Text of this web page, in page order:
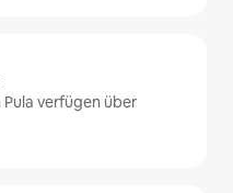
verfügen über